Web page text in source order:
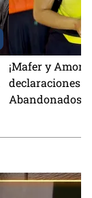
¡Mafer y Amor
declaraciones
Abandonados!